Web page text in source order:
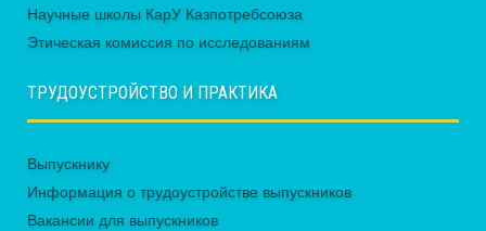
Научные школы КарУ Казпотребсоюза
Этическая комиссия по исследованиям
ТРУДОУСТРОЙСТВО И ПРАКТИКА
Выпускнику
Информация о трудоустройстве выпускников
Вакансии для выпускников